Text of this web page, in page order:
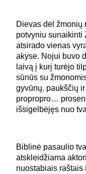
Dievas dėl žmonių
potvyniu sunaikinti
atsirado vienas
akyse. Nojui buvo
laivą į kurį turėjo
sūnūs su
gyvūnų, paukščių
propropro…
išsigelbėjęs nuo
Biblinė pasaulio
atskleidžiama
nuostabiais